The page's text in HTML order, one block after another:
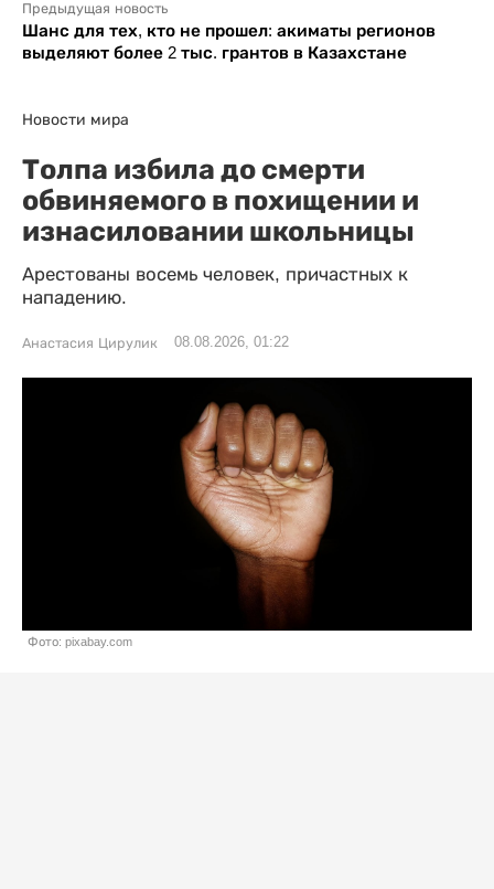
Предыдущая новость
Шанс для тех, кто не прошел: акиматы регионов
выделяют более 2 тыс. грантов в Казахстане
Новости мира
Толпа избила до смерти
обвиняемого в похищении и
изнасиловании школьницы
Арестованы восемь человек, причастных к
нападению.
Анастасия Цирулик 08.08.2026, 01:22
Фото: pixabay.com